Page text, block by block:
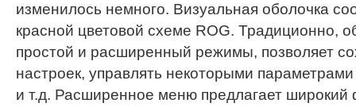
изменилось немного. Визуальная оболочка
красной цветовой схеме ROG. Традиционно,
простой и расширенный режимы, позволяет
настроек, управлять некоторыми
и т.д. Расширенное меню предлагает широкий